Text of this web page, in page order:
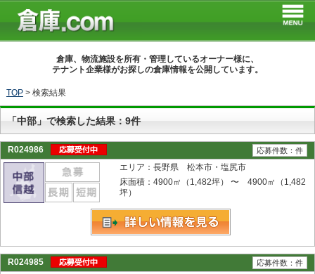
倉庫、物流施設を所有・管理しているオーナー様に、
テナント企業様がお探しの倉庫情報を公開しています。
TOP> 検索結果
「中部」で検索した結果：9件
R024986 応募件数：件
エリア：長野県 松本市・塩尻市
床面積：4900㎡（1,482坪） 〜 4900㎡（1,482
坪）
R024985 応募件数：件